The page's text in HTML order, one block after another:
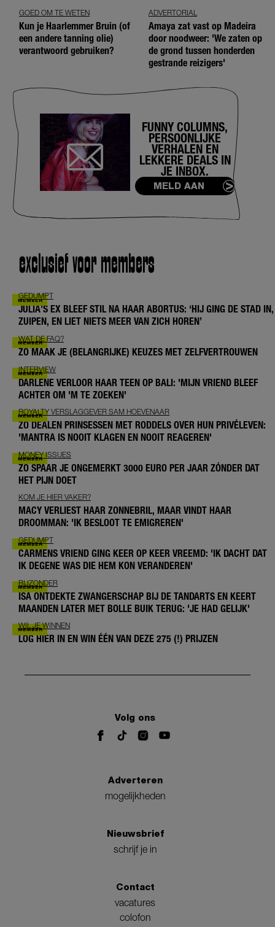
GOED OM TE WETEN
Kun je Haarlemmer Bruin (of
een andere tanning olie)
verantwoord gebruiken?
ADVERTORIAL
Amaya zat vast op Madeira
door noodweer: 'We zaten op
de grond tussen honderden
gestrande reizigers'
FUNNY COLUMNS,
PERSOONLIJKE
VERHALEN EN
LEKKERE DEALS IN
JE INBOX.
MELD AAN
exclusief voor members
GEDUMPT
JULIA’S EX BLEEF STIL NA HAAR ABORTUS: ‘HIJ GING DE STAD IN,
ZUIPEN, EN LIET NIETS MEER VAN ZICH HOREN’
WAT DE FAQ?
ZO MAAK JE (BELANGRIJKE) KEUZES MET ZELFVERTROUWEN
INTERVIEW
DARLENE VERLOOR HAAR TEEN OP BALI: 'MIJN VRIEND BLEEF
ACHTER OM 'M TE ZOEKEN'
ROYALTY VERSLAGGEVER SAM HOEVENAAR
ZO DEALEN PRINSESSEN MET RODDELS OVER HUN PRIVÉLEVEN:
'MANTRA IS NOOIT KLAGEN EN NOOIT REAGEREN'
MONEY ISSUES
ZO SPAAR JE ONGEMERKT 3000 EURO PER JAAR ZÓNDER DAT
HET PIJN DOET
KOM JE HIER VAKER?
MACY VERLIEST HAAR ZONNEBRIL, MAAR VINDT HAAR
DROOMMAN: 'IK BESLOOT TE EMIGREREN'
GEDUMPT
CARMENS VRIEND GING KEER OP KEER VREEMD: 'IK DACHT DAT
IK DEGENE WAS DIE HEM KON VERANDEREN'
BIJZONDER
ISA ONTDEKTE ZWANGERSCHAP BIJ DE TANDARTS EN KEERT
MAANDEN LATER MET BOLLE BUIK TERUG: 'JE HAD GELIJK'
WIL JE WINNEN
LOG HIER IN EN WIN ÉÉN VAN DEZE 275 (!) PRIJZEN
Volg ons
Adverteren
mogelijkheden
Nieuwsbrief
schrijf je in
Contact
vacatures
colofon